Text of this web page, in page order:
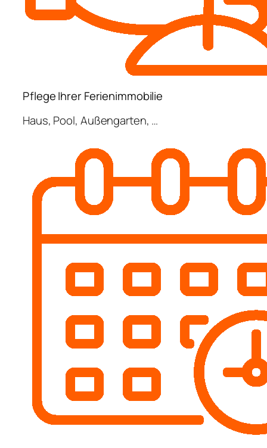
Pflege Ihrer Ferienimmobilie
Haus, Pool, Außengarten, …